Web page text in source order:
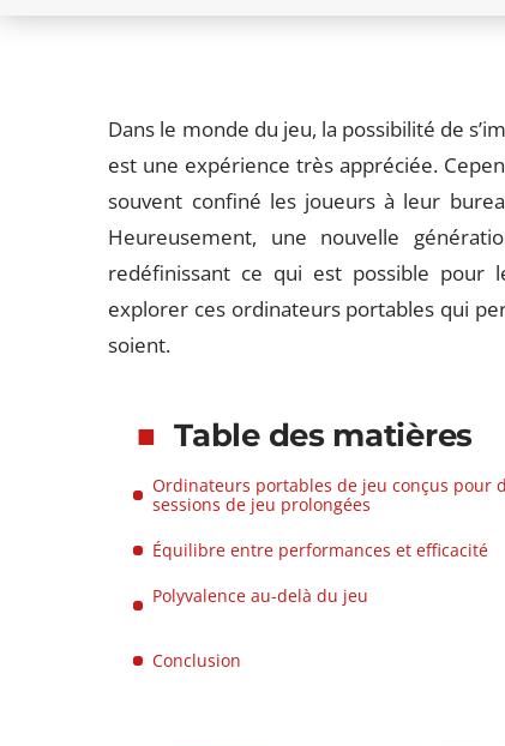
Dans le monde du jeu, la possibilité de
est une expérience très appréciée.
souvent confiné les joueurs à leur
Heureusement, une nouvelle
redéfinissant ce qui est possible pour
explorer ces ordinateurs portables qui
soient.
Table des matières
Ordinateurs portables de jeu conçus pour
sessions de jeu prolongées
Équilibre entre performances et efficacité
Polyvalence au-delà du jeu
Conclusion